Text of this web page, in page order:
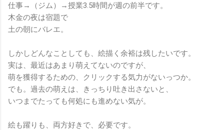
仕事→（ジム）→授業3.5時間が週の前半です。
木金の夜は宿題で
土の朝にバレエ。
しかしどんなことしても、絵描く余裕は残したいです。
実は、最近はあまり萌えてないのですが、
萌を獲得するための、クリックする気力がないっつか。
でも。過去の萌えは、きっちり吐き出さないと、
いつまでたっても何処にも進めない気が。
絵も躍りも、両方好きで、必要です。